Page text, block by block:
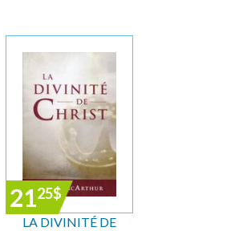
2125$
LA DIVINITÉ DE